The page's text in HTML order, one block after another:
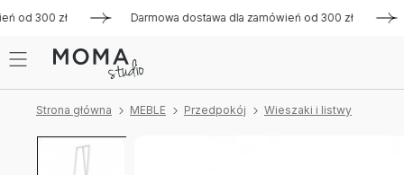
300 zł Darmowa dostawa dla zamówień od 300 zł
Strona główna MEBLE Przedpokój Wieszaki i listwy